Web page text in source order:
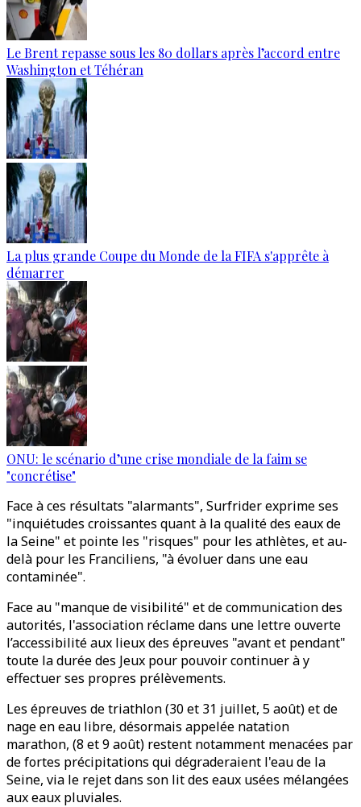
Le Brent repasse sous les 80 dollars après l’accord entre
Washington et Téhéran
La plus grande Coupe du Monde de la FIFA s'apprête à
démarrer
ONU: le scénario d’une crise mondiale de la faim se
"concrétise"
Face à ces résultats "alarmants", Surfrider exprime ses
"inquiétudes croissantes quant à la qualité des eaux de
la Seine" et pointe les "risques" pour les athlètes, et au-
delà pour les Franciliens, "à évoluer dans une eau
contaminée".
Face au "manque de visibilité" et de communication des
autorités, l'association réclame dans une lettre ouverte
l’accessibilité aux lieux des épreuves "avant et pendant"
toute la durée des Jeux pour pouvoir continuer à y
effectuer ses propres prélèvements.
Les épreuves de triathlon (30 et 31 juillet, 5 août) et de
nage en eau libre, désormais appelée natation
marathon, (8 et 9 août) restent notamment menacées par
de fortes précipitations qui dégraderaient l'eau de la
Seine, via le rejet dans son lit des eaux usées mélangées
aux eaux pluviales.